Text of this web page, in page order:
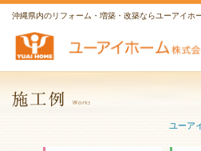
沖縄県内のリフォーム・増築・改築ならユーアイホ
ユーア